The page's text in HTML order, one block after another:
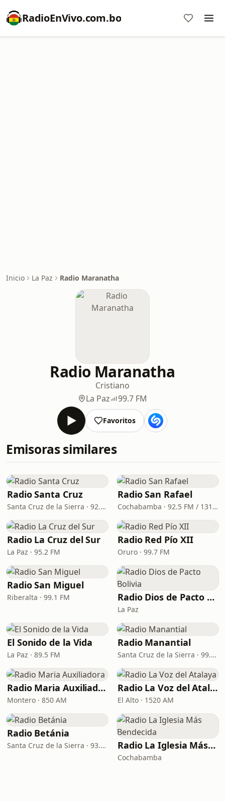
RadioEnVivo.com.bo
Inicio La Paz Radio Maranatha
Radio Maranatha
Cristiano
La Paz
99.7 FM
Favoritos
Emisoras similares
Radio Santa Cruz
Santa Cruz de la Sierra · 92.2 FM, 960 AM
Radio San Rafael
Cochabamba · 92.5 FM / 1310 AM
Radio La Cruz del Sur
La Paz · 95.2 FM
Radio Red Pío XII
Oruro · 99.7 FM
Radio San Miguel
Riberalta · 99.1 FM Radio Dios de Pacto Bolivia
La Paz
El Sonido de la Vida
La Paz · 89.5 FM
Radio Manantial
Santa Cruz de la Sierra · 99.7 FM
Radio Maria Auxiliadora
Montero · 850 AM
Radio La Voz del Atalaya
El Alto · 1520 AM
Radio Betánia
Santa Cruz de la Sierra · 93.7 FM Radio La Iglesia Más Bendecida
Cochabamba